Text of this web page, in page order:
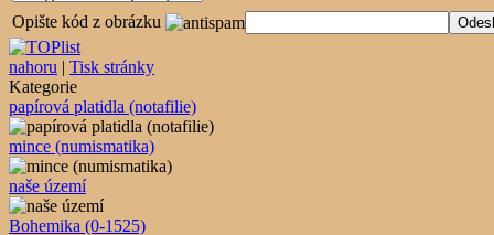
Opište kód z obrázku
nahoru | Tisk stránky
Kategorie
papírová platidla (notafilie)
mince (numismatika)
naše území
Bohemika (0-1525)